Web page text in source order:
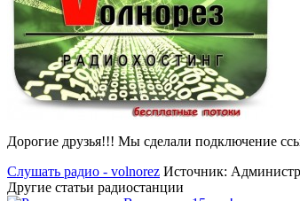
Дорогие друзья!!! Мы сделали подключение
Слушать радио - volnorez Источник:
Другие статьи радиостанции